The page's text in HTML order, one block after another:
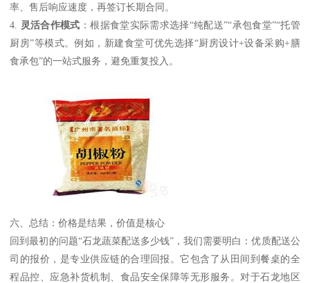
率、售后响应速度，再签订长期合同。
4. 灵活合作模式 ：根据食堂实际需求选择“纯配送”“承包食堂”“托管
厨房”等模式。例如，新建食堂可优先选择“厨房设计+设备采购+膳
食承包”的一站式服务，避免重复投入。
六、总结：价格是结果，价值是核心
回到最初的问题“石龙蔬菜配送多少钱”，我们需要明白：优质配送公
司的报价，是专业供应链的合理回报。它包含了从田间到餐桌的全
程品控、应急补货机制、食品安全保障等无形服务。对于石龙地区